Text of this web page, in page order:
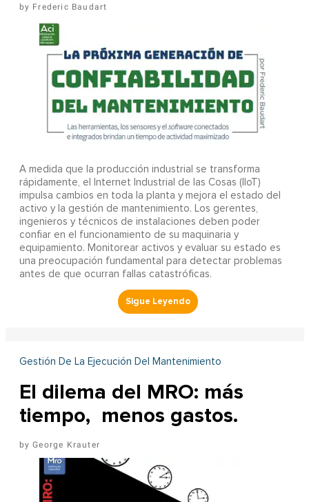
Frederic Baudart
A medida que la producción industrial se transforma
rápidamente, el Internet Industrial de las Cosas (IIoT)
impulsa cambios en toda la planta y mejora el estado del
activo y la gestión de mantenimiento. Los gerentes,
ingenieros y técnicos de instalaciones deben poder
confiar en el funcionamiento de su maquinaria y
equipamiento. Monitorear activos y evaluar su estado es
una preocupación fundamental para detectar problemas
antes de que ocurran fallas catastróficas.
Gestión De La Ejecución Del Mantenimiento
El dilema del MRO: más
tiempo, menos gastos.
George Krauter